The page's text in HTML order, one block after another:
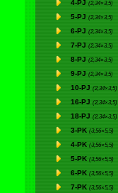
4-PJ (2,34×3,5)
5-PJ (2,34×3,5)
6-PJ (2,34×3,5)
7-PJ (2,34×3,5)
8-PJ (2,34×3,5)
9-PJ (2,34×3,5)
10-PJ (2,34×3,5)
16-PJ (2,34×3,5)
18-PJ (2,34×3,5)
3-PK (3,56×5,5)
4-PK (3,56×5,5)
5-PK (3,56×5,5)
6-PK (3,56×5,5)
7-PK (3,56×5,5)